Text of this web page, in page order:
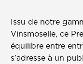
Issu de notre
Vinsmoselle, ce
équilibre entre
s’adresse à un